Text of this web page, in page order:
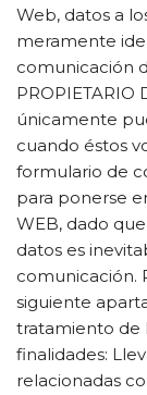
Web, datos a
meramente
comunicación
PROPIETARIO
únicamente
cuando éstos
formulario de
para ponerse
WEB, dado
datos es
comunicación.
siguiente
tratamiento de
finalidades:
relacionadas